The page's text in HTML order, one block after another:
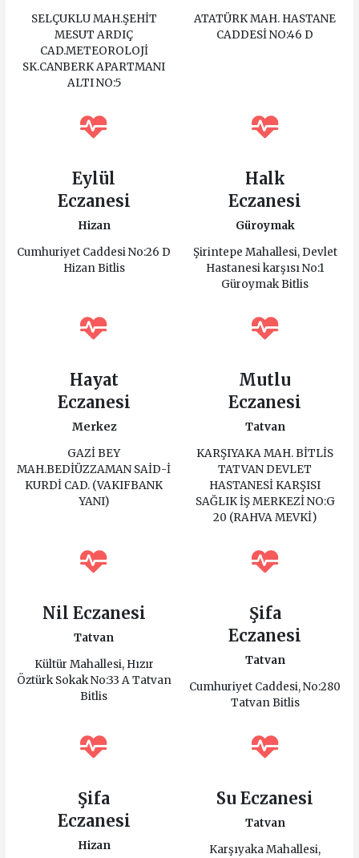
SELÇUKLU MAH.ŞEHİT
MESUT ARDIÇ
CAD.METEOROLOJİ
SK.CANBERK APARTMANI
ALTI NO:5
ATATÜRK MAH. HASTANE
CADDESİ NO:46 D
Eylül
Eczanesi
Hizan
Cumhuriyet Caddesi No:26 D
Hizan Bitlis
Halk
Eczanesi
Güroymak
Şirintepe Mahallesi, Devlet
Hastanesi karşısı No:1
Güroymak Bitlis
Hayat
Eczanesi
Merkez
GAZİ BEY
MAH.BEDİÜZZAMAN SAİD-İ
KURDİ CAD. (VAKIFBANK
YANI)
Mutlu
Eczanesi
Tatvan
KARŞIYAKA MAH. BİTLİS
TATVAN DEVLET
HASTANESİ KARŞISI
SAĞLIK İŞ MERKEZİ NO:G
20 (RAHVA MEVKİ)
Nil Eczanesi
Tatvan
Kültür Mahallesi, Hızır
Öztürk Sokak No:33 A Tatvan
Bitlis
Şifa
Eczanesi
Tatvan
Cumhuriyet Caddesi, No:280
Tatvan Bitlis
Şifa
Eczanesi
Hizan
Su Eczanesi
Tatvan
Karşıyaka Mahallesi,